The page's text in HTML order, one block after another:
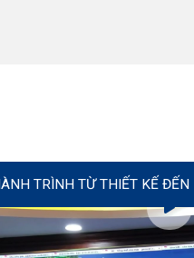
Lễ ký kết hợp tác giữa
Coating Expo 2026